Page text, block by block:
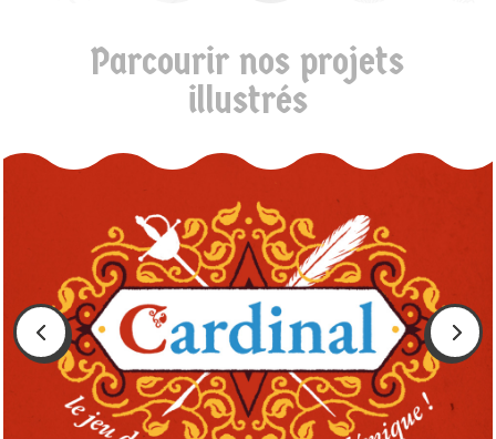
Parcourir nos projets
illustrés